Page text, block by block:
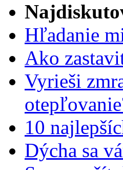
Hľadanie
Ako
Vyrieši
10
Dýcha sa